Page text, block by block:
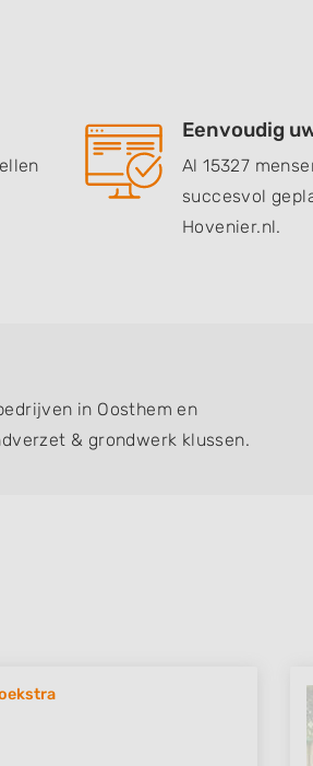
Eenvoudig
Al 15327
succesvol
Hovenier.nl.
in Oosthem en
& grondwerk klussen.